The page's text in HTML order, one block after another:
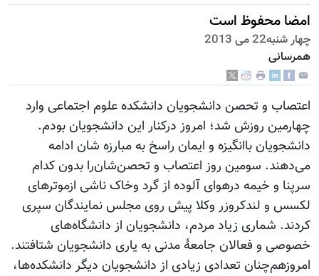
امضا محفوظ است
چهار شنبه22 می 2013
همرسانی
اعتصاب و تحصن دانشجویان دانشکده علوم اجتماعی وارد
چهارمین روزش شد؛ امروز درکنار این دانشجویان بودم.
دانشجویان باانگیزه و ایمان راسخ به مبارزه شان ادامه
می‌دهند. سومین روز اعتصاب و تحصن‌شان‌را بدون کدام
سرپنا و خیمه درهوای آلوده از گرد وخاک ناشی ازموترهای
لکسس و لندکروزر وکلا پیش روی مجلس نمایندگان سپری
کردند. شماری زیاد مردم، دانشجویان از دانشگاه‌های
خصوصی و فعالان جامعۀ مدنی به یاری دانشجویان شتافتند.
امروزهم‌چنان تعدادی زیادی از دانشجویان دیگر دانشکده‌ها،